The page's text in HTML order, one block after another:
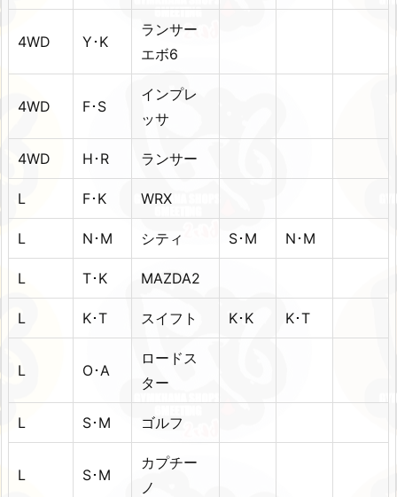
4WD Y･K
ランサー
エボ6
4WD F･S
インプレ
ッサ
4WD H･R ランサー
L F･K WRX
L N･M シティ S･M N･M
L T･K MAZDA2
L K･T スイフト K･K K･T
L O･A
ロードス
ター
L S･M ゴルフ
L S･M
カプチー
ノ